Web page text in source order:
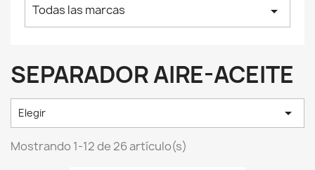
Todas las marcas arrow_drop_down
SEPARADOR AIRE-ACEITE
Elegir 
Mostrando 1-12 de 26 artículo(s)